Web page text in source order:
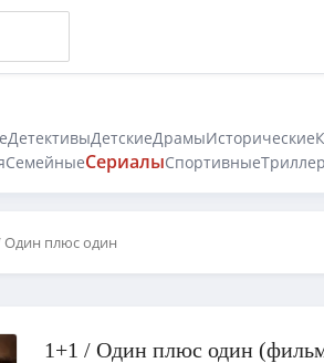
ДетективыДетскиеДрамыИсторические
СемейныеСериалыСпортивные
Один плюс один
1+1 / Один плюс один